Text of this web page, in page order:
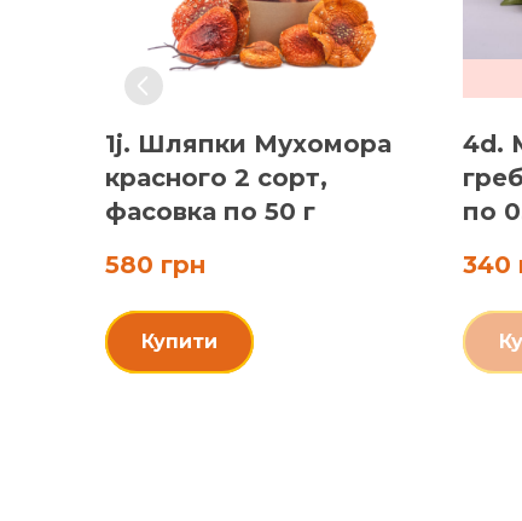
1j. Шляпки Мухомора
красного 2 сорт,
фасовка по 50 г
580 грн
Купити
4d.
по
340